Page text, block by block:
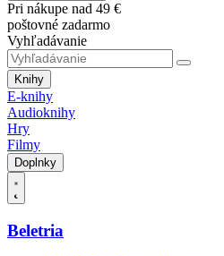
Pri nákupe nad 49 €
poštovné zadarmo
Vyhľadávanie
Knihy
E-knihy
Audioknihy
Hry
Filmy
Doplnky
Beletria